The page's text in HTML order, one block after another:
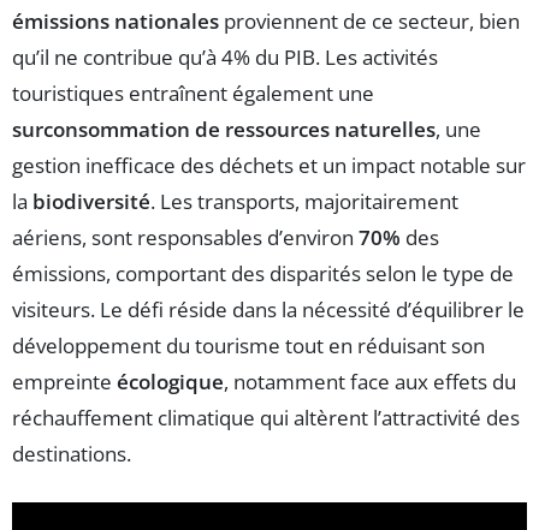
émissions nationales proviennent de ce secteur, bien
qu’il ne contribue qu’à 4% du PIB. Les activités
touristiques entraînent également une
surconsommation de ressources naturelles, une
gestion inefficace des déchets et un impact notable sur
la biodiversité. Les transports, majoritairement
aériens, sont responsables d’environ 70% des
émissions, comportant des disparités selon le type de
visiteurs. Le défi réside dans la nécessité d’équilibrer le
développement du tourisme tout en réduisant son
empreinte écologique, notamment face aux effets du
réchauffement climatique qui altèrent l’attractivité des
destinations.